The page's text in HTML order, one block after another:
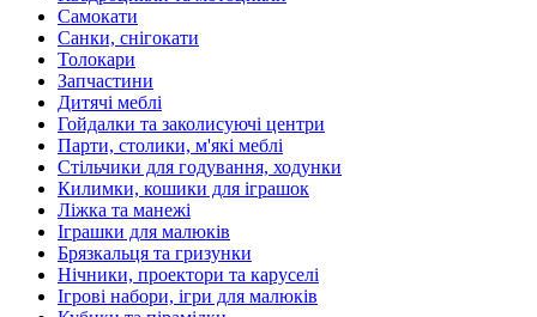
Самокати
Санки, снігокати
Толокари
Запчастини
Дитячі меблі
Гойдалки та заколисуючі центри
Парти, столики, м'які меблі
Стільчики для годування, ходунки
Килимки, кошики для іграшок
Ліжка та манежі
Іграшки для малюків
Брязкальця та гризунки
Нічники, проектори та каруселі
Ігрові набори, ігри для малюків